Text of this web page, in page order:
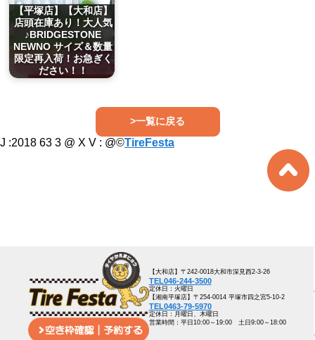
【平塚店】【大和店】
店頭在庫あり！大人気
♪BRIDGESTONE
NEWNO サイズ＆数量
限定再入荷！お急ぎく
ださい！！
>一覧に戻る
J :2018 63 3 @ X V : @©TireFesta
【大和店】〒242-0018大和市深見西2-3-26
TEL046-244-3500
定休日：火曜日
【湘南平塚店】〒254-0014 平塚市四之宮5-10-2
TEL0463-79-5970
定休日：月曜日、木曜日
営業時間：平日10:00～19:00 土日9:00～18:00